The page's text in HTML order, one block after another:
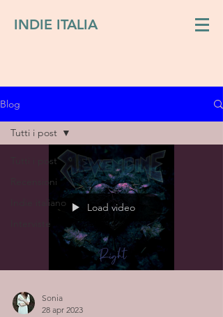
INDIE ITALIA
Blog
Tutti i post
Recensioni
Indie italiano
Interviste
Tutti i post
Load video
Sonia
28 apr 2023